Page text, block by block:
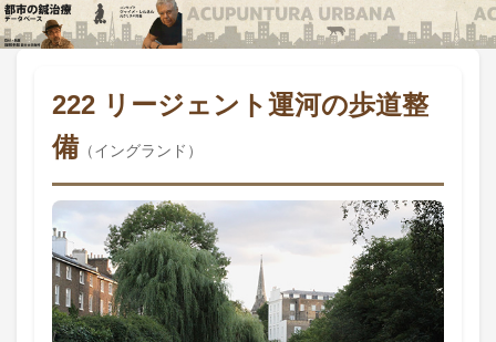
222 リージェント運河の歩道整
備 （イングランド）